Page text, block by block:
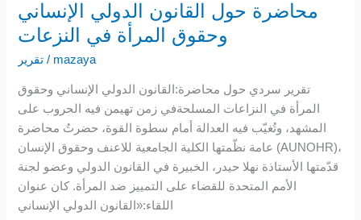
محاضرة حول القانون الدولي الإنساني
وحقوق المرأة في النزعات
تقرير / mazaya
تقرير سردي حول محاضرة:القانون الدولي الإنساني وحقوق
المرأة في النزاعات المسلحةفي زمن تهيمن فيه الحروب على
المشهد، وتُغيّب فيه العدالة أمام سطوة القوة، حضرتُ محاضرة
عامة نظّمتها الكلية الجامعية للاعنف وحقوق الإنسان (AUNOHR)،
قدّمتها الأستاذة نهلا حيدر، الخبيرة في القانون الدولي وعضو لجنة
الأمم المتحدة للقضاء على التمييز ضد المرأة. كان عنوان
اللقاء:«القانون الدولي الإنساني
محاضرة
حول
القانون
الدولي
الإنساني
وحقوق
المرأة
في
النزعات